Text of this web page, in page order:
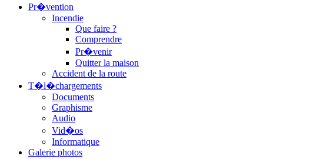
Pr�vention
Incendie
Que faire ?
Comprendre
Pr�venir
Quitter la maison
Accident de la route
T�l�chargements
Documents
Graphisme
Audio
Vid�os
Informatique
Galerie photos